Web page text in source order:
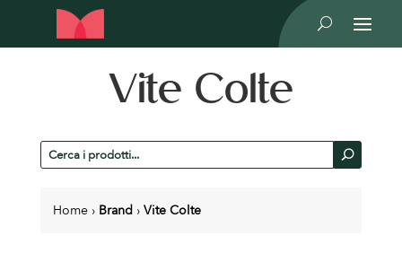
U
Vite Colte
Cerca
prodotti
U
Home › Brand › Vite Colte